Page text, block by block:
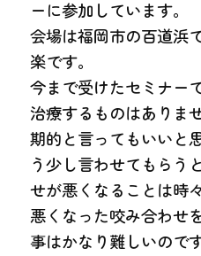
ーに参加しています。
会場は福岡市の百道浜
楽です。
今まで受けたセミナー
治療するものはありま
期的と言ってもいいと
う少し言わせてもらう
せが悪くなることは時
悪くなった咬み合わせ
事はかなり難しいのです